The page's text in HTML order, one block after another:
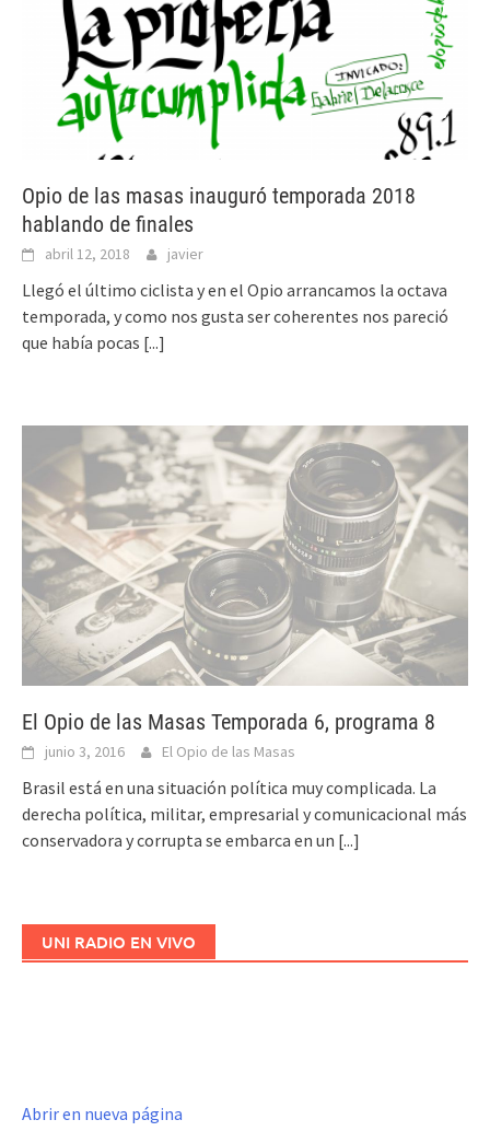
Opio de las masas inauguró temporada 2018
hablando de finales
abril 12, 2018 javier
Llegó el último ciclista y en el Opio arrancamos la octava
temporada, y como nos gusta ser coherentes nos pareció
que había pocas [...]
El Opio de las Masas Temporada 6, programa 8
junio 3, 2016 El Opio de las Masas
Brasil está en una situación política muy complicada. La
derecha política, militar, empresarial y comunicacional más
conservadora y corrupta se embarca en un [...]
UNI RADIO EN VIVO
Abrir en nueva página